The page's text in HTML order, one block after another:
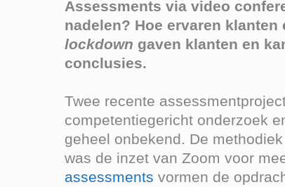
Assessments via video
nadelen? Hoe ervaren
lockdown gaven klanten en
conclusies.
Twee recente
competentiegericht onderzoek
geheel onbekend. De
was de inzet van Zoom voor
assessments vormen de